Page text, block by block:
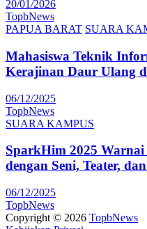
20/01/2026
TopbNews
PAPUA BARAT SUARA
Mahasiswa Teknik
Kerajinan Daur Ulang
06/12/2025
TopbNews
SUARA KAMPUS
SparkHim 2025
dengan Seni, Teater,
06/12/2025
TopbNews
Copyright © 2026 TopbNews